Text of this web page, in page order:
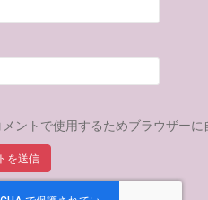
ントで使用するためブラウザー